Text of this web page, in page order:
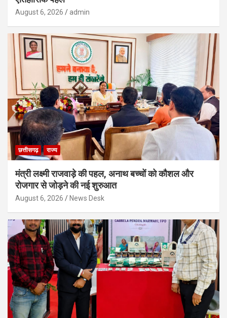
August 6, 2026 admin
छत्तीसगढ़ राज्य
मंत्री लक्ष्मी राजवाड़े की पहल, अनाथ बच्चों को कौशल और
रोजगार से जोड़ने की नई शुरुआत
August 6, 2026 News Desk